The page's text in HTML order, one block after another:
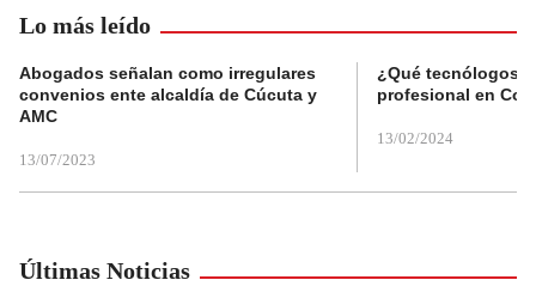
Lo más leído
Abogados señalan como irregulares
convenios ente alcaldía de Cúcuta y
AMC
13/07/2023
¿Qué tecnólogos
profesional en
13/02/2024
Últimas Noticias